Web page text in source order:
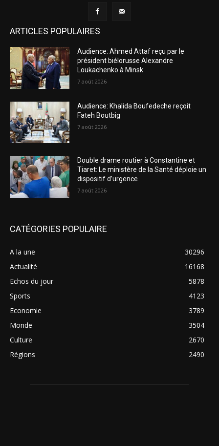
ARTICLES POPULAIRES
Audience: Ahmed Attaf reçu par le
président biélorusse Alexandre
Loukachenko à Minsk
7 août 2026
Audience: Khalida Boufedeche reçoit
Fateh Boutbig
7 août 2026
Double drame routier à Constantine et
Tiaret: Le ministère de la Santé déploie un
dispositif d’urgence
7 août 2026
CATÉGORIES POPULAIRE
A la une
30296
Actualité
16168
Echos du jour
5878
Sports
4123
Economie
3789
Monde
3504
Culture
2670
Régions
2490